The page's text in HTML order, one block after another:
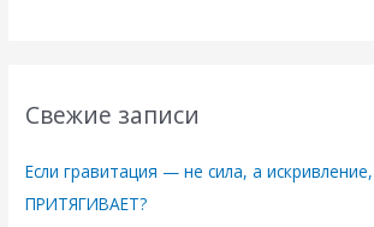
Свежие записи
Если гравитация — не сила, а
ПРИТЯГИВАЕТ?